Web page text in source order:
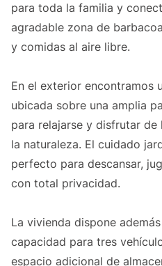
para toda la familia y
agradable zona de
y comidas al aire libre.
En el exterior encontramos
ubicada sobre una amplia
para relajarse y disfrutar
la naturaleza. El cuidado
perfecto para descansar,
con total privacidad.
La vivienda dispone
capacidad para tres
espacio adicional de